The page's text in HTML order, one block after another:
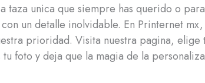
taza unica que siempre has querido o para
un detalle inolvidable. En Printernet
prioridad. Visita nuestra pagina, elige
foto y deja que la magia de la